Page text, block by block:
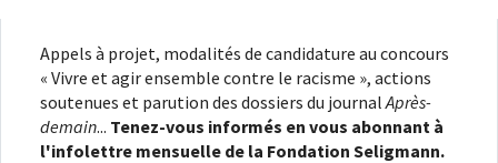
Appels à projet, modalités de candidature au concours
« Vivre et agir ensemble contre le racisme », actions
soutenues et parution des dossiers du journal Après-
demain... Tenez-vous informés en vous abonnant à
l'infolettre mensuelle de la Fondation Seligmann.